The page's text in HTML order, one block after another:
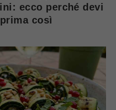
ecco perché devi
così